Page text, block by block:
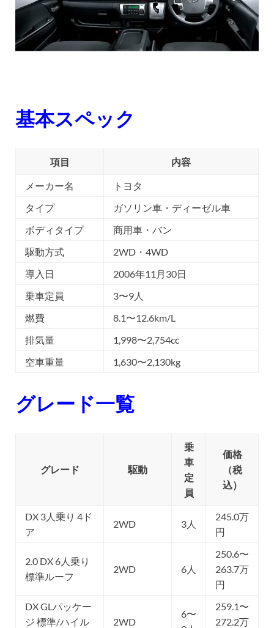
基本スペック
項目 内容
メーカー名
トヨタ
タイプ
ガソリン車・ディーゼル車
ボディタイプ
商用車・バン
駆動方式
2WD・4WD
導入日
2006年11月30日
乗車定員
3〜9人
燃費
8.1〜12.6km/L
排気量
1,998〜2,754cc
空車重量
1,630〜2,130kg
グレード一覧
グレード 駆動
乗
車
定
員
価格
（税
込）
DX 3人乗り 4ド
ア
2WD 3人
245.0万
円
2.0 DX 6人乗り
標準ルーフ
2WD 6人
250.6〜
263.7万
円
DX GLパッケー
ジ 標準/ハイル
2WD
6〜
259.1〜
272.2万